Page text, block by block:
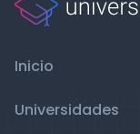
Inicio
Universidades